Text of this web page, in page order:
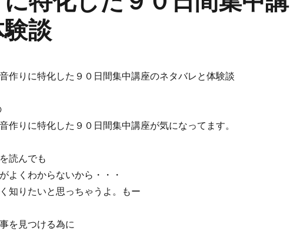
談
作りに特化した９０日間集中講座のネタバレと体験談
作りに特化した９０日間集中講座が気になってます。
読んでも
よくわからないから・・・
知りたいと思っちゃうよ。もー
を見つける為に